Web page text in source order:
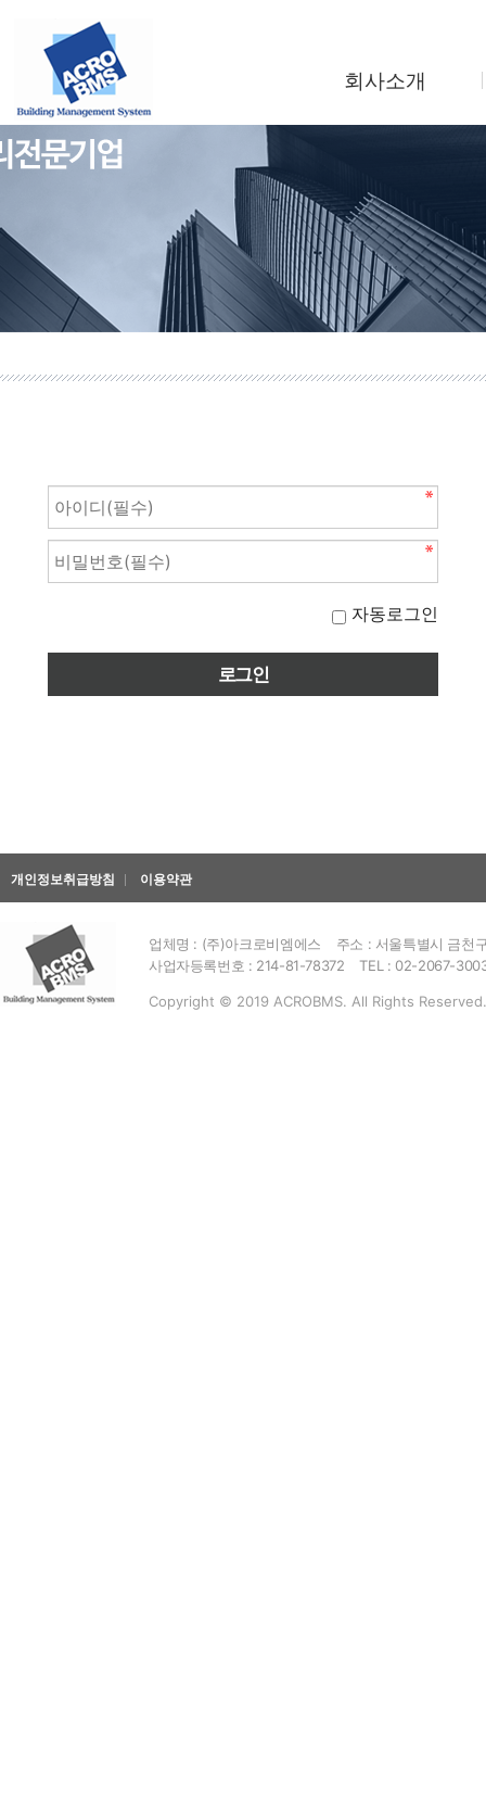
회사소개
조직도
사업소개
찾아오시는길
자동로그인
개인정보취급방침 이용약관
업체명 : (주)아크로비엠에스
주소 : 서울특별시 금천
사업자등록번호 : 214-81-78372
TEL : 02-2067-
Copyright © 2019 ACROBMS. All Rights Reserved.